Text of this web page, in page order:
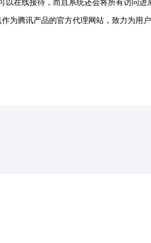
线接待，而且系统还会将所有访问进
腾讯产品的官方代理网站，致力为用